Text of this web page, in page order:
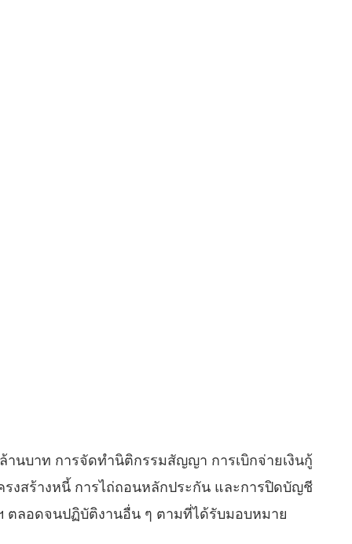
านบาท การจัดทำนิติกรรมสัญญา การเบิกจ่ายเงินกู้
งสร้างหนี้ การไถ่ถอนหลักประกัน และการปิดบัญชี
ตลอดจนปฏิบัติงานอื่น ๆ ตามที่ได้รับมอบหมาย